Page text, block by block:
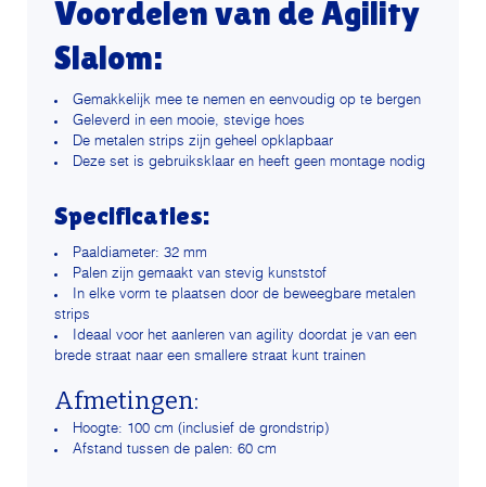
Voordelen van de Agility
Slalom:
Gemakkelijk mee te nemen en eenvoudig op te bergen
Geleverd in een mooie, stevige hoes
De metalen strips zijn geheel opklapbaar
Deze set is gebruiksklaar en heeft geen montage nodig
Specificaties:
Paaldiameter: 32 mm
Palen zijn gemaakt van stevig kunststof
In elke vorm te plaatsen door de beweegbare metalen
strips
Ideaal voor het aanleren van agility doordat je van een
brede straat naar een smallere straat kunt trainen
Afmetingen:
Hoogte: 100 cm (inclusief de grondstrip)
Afstand tussen de palen: 60 cm